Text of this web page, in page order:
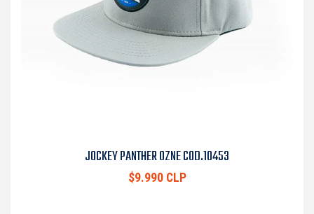
JOCKEY PANTHER OZNE COD.10453
$9.990 CLP